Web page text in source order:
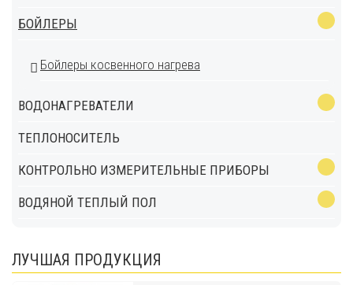
БОЙЛЕРЫ
Бойлеры косвенного нагрева
ВОДОНАГРЕВАТЕЛИ
ТЕПЛОНОСИТЕЛЬ
КОНТРОЛЬНО ИЗМЕРИТЕЛЬНЫЕ ПРИБОРЫ
ВОДЯНОЙ ТЕПЛЫЙ ПОЛ
ЛУЧШАЯ ПРОДУКЦИЯ